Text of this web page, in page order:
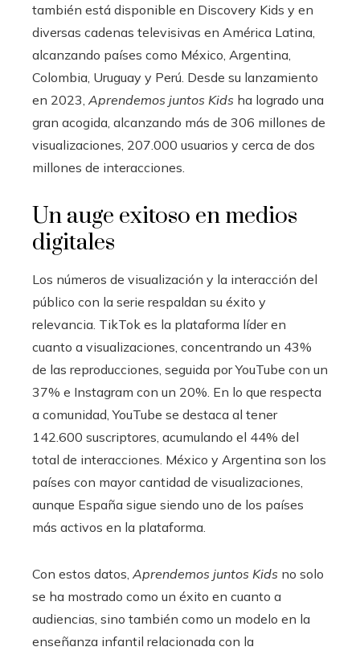
también está disponible en Discovery Kids y en
diversas cadenas televisivas en América Latina,
alcanzando países como México, Argentina,
Colombia, Uruguay y Perú. Desde su lanzamiento
en 2023, Aprendemos juntos Kids ha logrado una
gran acogida, alcanzando más de 306 millones de
visualizaciones, 207.000 usuarios y cerca de dos
millones de interacciones.
Un auge exitoso en medios
digitales
Los números de visualización y la interacción del
público con la serie respaldan su éxito y
relevancia. TikTok es la plataforma líder en
cuanto a visualizaciones, concentrando un 43%
de las reproducciones, seguida por YouTube con un
37% e Instagram con un 20%. En lo que respecta
a comunidad, YouTube se destaca al tener
142.600 suscriptores, acumulando el 44% del
total de interacciones. México y Argentina son los
países con mayor cantidad de visualizaciones,
aunque España sigue siendo uno de los países
más activos en la plataforma.
Con estos datos, Aprendemos juntos Kids no solo
se ha mostrado como un éxito en cuanto a
audiencias, sino también como un modelo en la
enseñanza infantil relacionada con la